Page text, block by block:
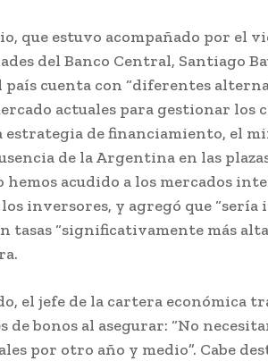
que estuvo acompañado por el
del Banco Central, Santiago
país cuenta con “diferentes
actuales para gestionar los
estrategia de financiamiento, el
de la Argentina en las
hemos acudido a los mercados
inversores, y agregó que “sería
tasas “significativamente más
el jefe de la cartera económica
de bonos al asegurar: “No
por otro año y medio”. Cabe